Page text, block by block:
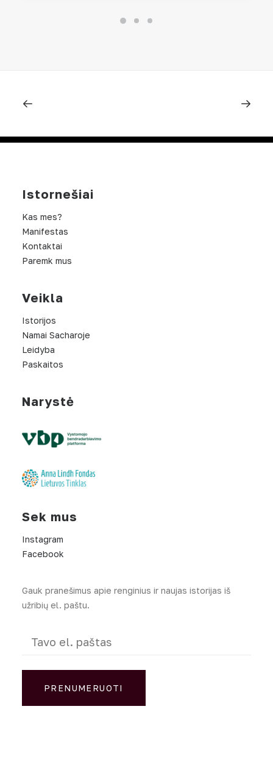
Istornešiai
Kas mes?
Manifestas
Kontaktai
Paremk mus
Veikla
Istorijos
Namai Sacharoje
Leidyba
Paskaitos
Narystė
Sek mus
Instagram
Facebook
Gauk pranešimus apie renginius ir naujas istorijas iš
užribių el. paštu.
(Required)
PRENUMERUOTI